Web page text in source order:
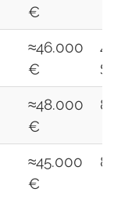
€
≈46.000
€
≈48.000
€
≈45.000
€